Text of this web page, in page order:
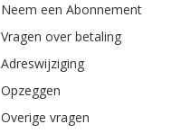
Neem een Abonnement
Vragen over betaling
Adreswijziging
Opzeggen
Overige vragen